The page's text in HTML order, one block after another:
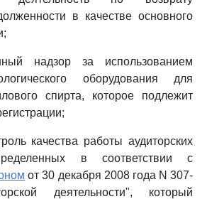
в качестве основного
надзор за использованием
оборудования для
спирта, которое подлежит
качества работы аудиторских
в соответствии с
от 30 декабря 2008 года N 307-
деятельности", который